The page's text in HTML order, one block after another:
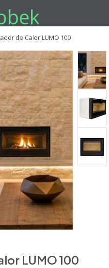
de Calor LUMO 100
LUMO 100